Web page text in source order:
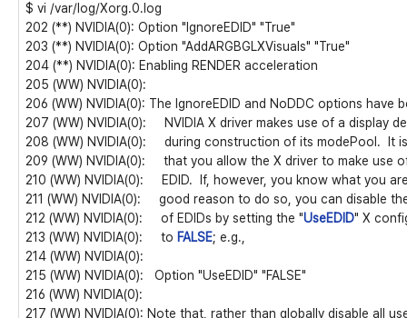
$ vi /var/log/Xorg.0.log
202 (**) NVIDIA(0): Option "IgnoreEDID" "True"
203 (**) NVIDIA(0): Option "AddARGBGLXVisuals" "True"
204 (**) NVIDIA(0): Enabling RENDER acceleration
205 (WW) NVIDIA(0):
206 (WW) NVIDIA(0): The IgnoreEDID and NoDDC options have
207 (WW) NVIDIA(0): NVIDIA X driver makes use of a display
208 (WW) NVIDIA(0): during construction of its modePool. It
209 (WW) NVIDIA(0): that you allow the X driver to make use
210 (WW) NVIDIA(0): EDID. If, however, you know what you
211 (WW) NVIDIA(0): good reason to do so, you can disable
212 (WW) NVIDIA(0): of EDIDs by setting the "UseEDID" X
213 (WW) NVIDIA(0): to FALSE; e.g.,
214 (WW) NVIDIA(0):
215 (WW) NVIDIA(0): Option "UseEDID" "FALSE"
216 (WW) NVIDIA(0):
217 (WW) NVIDIA(0): Note that, rather than globally disable all